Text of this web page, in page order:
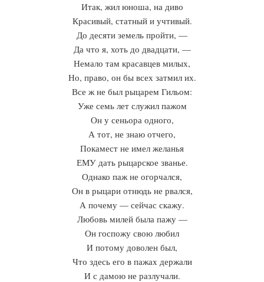
Итак, жил юноша, на диво
Красивый, статный и учтивый.
До десяти земель пройти, —
Да что я, хоть до двадцати, —
Немало там красавцев милых,
Но, право, он бы всех затмил их.
Все ж не был рыцарем Гильом:
Уже семь лет служил пажом
Он у сеньора одного,
А тот, не знаю отчего,
Покамест не имел желанья
ЕМУ дать рыцарское званье.
Однако паж не огорчался,
Он в рыцари отнюдь не рвался,
А почему — сейчас скажу.
Любовь милей была пажу —
Он госпожу свою любил
И потому доволен был,
Что здесь его в пажах держали
И с дамою не разлучали.